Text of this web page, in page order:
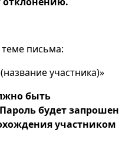
письма:
участника)»
быть
будет запрошен
участником